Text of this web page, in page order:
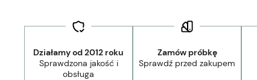
Działamy od 2012 roku
Sprawdzona jakość i
obsługa
Zamów próbkę
Sprawdź przed zakupem